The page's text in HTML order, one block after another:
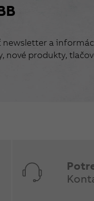
a
nové produkty,